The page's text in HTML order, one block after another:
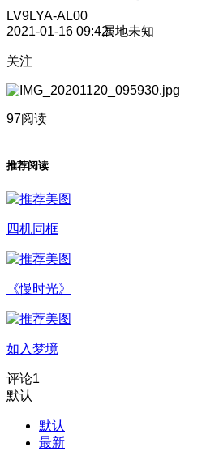
LV9LYA-AL00
2021-01-16 09:42属地未知
关注
97阅读
推荐阅读
四机同框
《慢时光》
如入梦境
评论1
默认
默认
最新